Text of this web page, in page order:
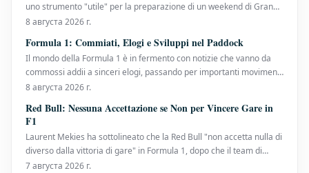
uno strumento "utile" per la preparazione di un weekend di Gran
Premio. Il suo commento arriva dopo che Lewis Hamilton, all'inizio
utilizzato il simulatore,
8 августа 2026 г.
Formula 1: Commiati, Elogi e Sviluppi nel Paddock
Il mondo della Formula 1 è in fermento con notizie che vanno da
commossi addii a sinceri elogi, passando per importanti movimenti
all'interno dei team. Gwen Lagrue Saluta la Mercedes Dopo un
piloti presso la Mercedes, h
8 августа 2026 г.
Red Bull: Nessuna Accettazione se Non per Vincere Gare in
F1
Laurent Mekies ha sottolineato che la Red Bull "non accetta nulla di
diverso dalla vittoria di gare" in Formula 1, dopo che il team di
Milton Keynes ha affrontato una prima metà di stagione senza
7 августа 2026 г.